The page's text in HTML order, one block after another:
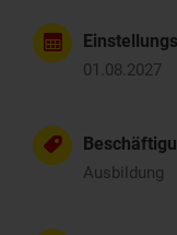
01.08.2027
Ausbildung